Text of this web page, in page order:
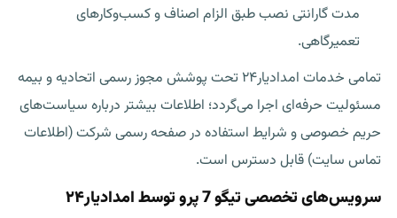
مدت گارانتی نصب طبق الزام اصناف و کسب‌وکارهای
تعمیرگاهی.
تمامی خدمات امدادیار۲۴ تحت پوشش مجوز رسمی اتحادیه و بیمه
مسئولیت حرفه‌ای اجرا می‌گردد؛ اطلاعات بیشتر درباره سیاست‌های
حریم خصوصی و شرایط استفاده در صفحه رسمی شرکت (اطلاعات
تماس سایت) قابل دسترس است.
سرویس‌های تخصصی تیگو 7 پرو توسط امدادیار۲۴